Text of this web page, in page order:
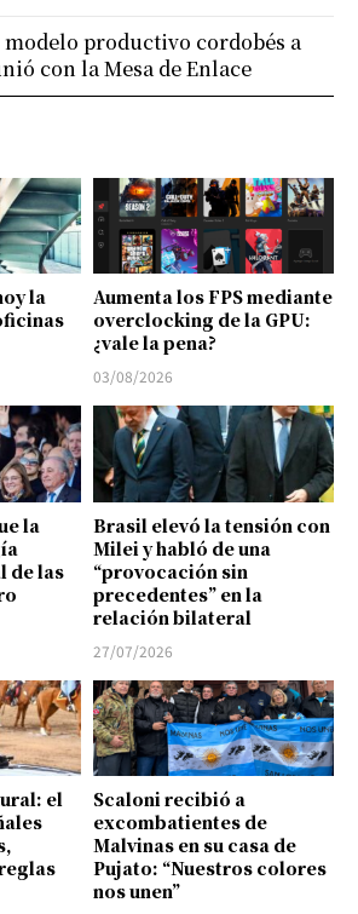
la
Aumenta los FPS mediante
overclocking de la GPU:
¿vale la pena?
03/08/2026
la
de las
Brasil elevó la tensión con
Milei y habló de una
“provocación sin
precedentes” en la
relación bilateral
27/07/2026
el
Scaloni recibió a
excombatientes de
Malvinas en su casa de
Pujato: “Nuestros colores
nos unen”
productivo cordobés a
con la Mesa de Enlace